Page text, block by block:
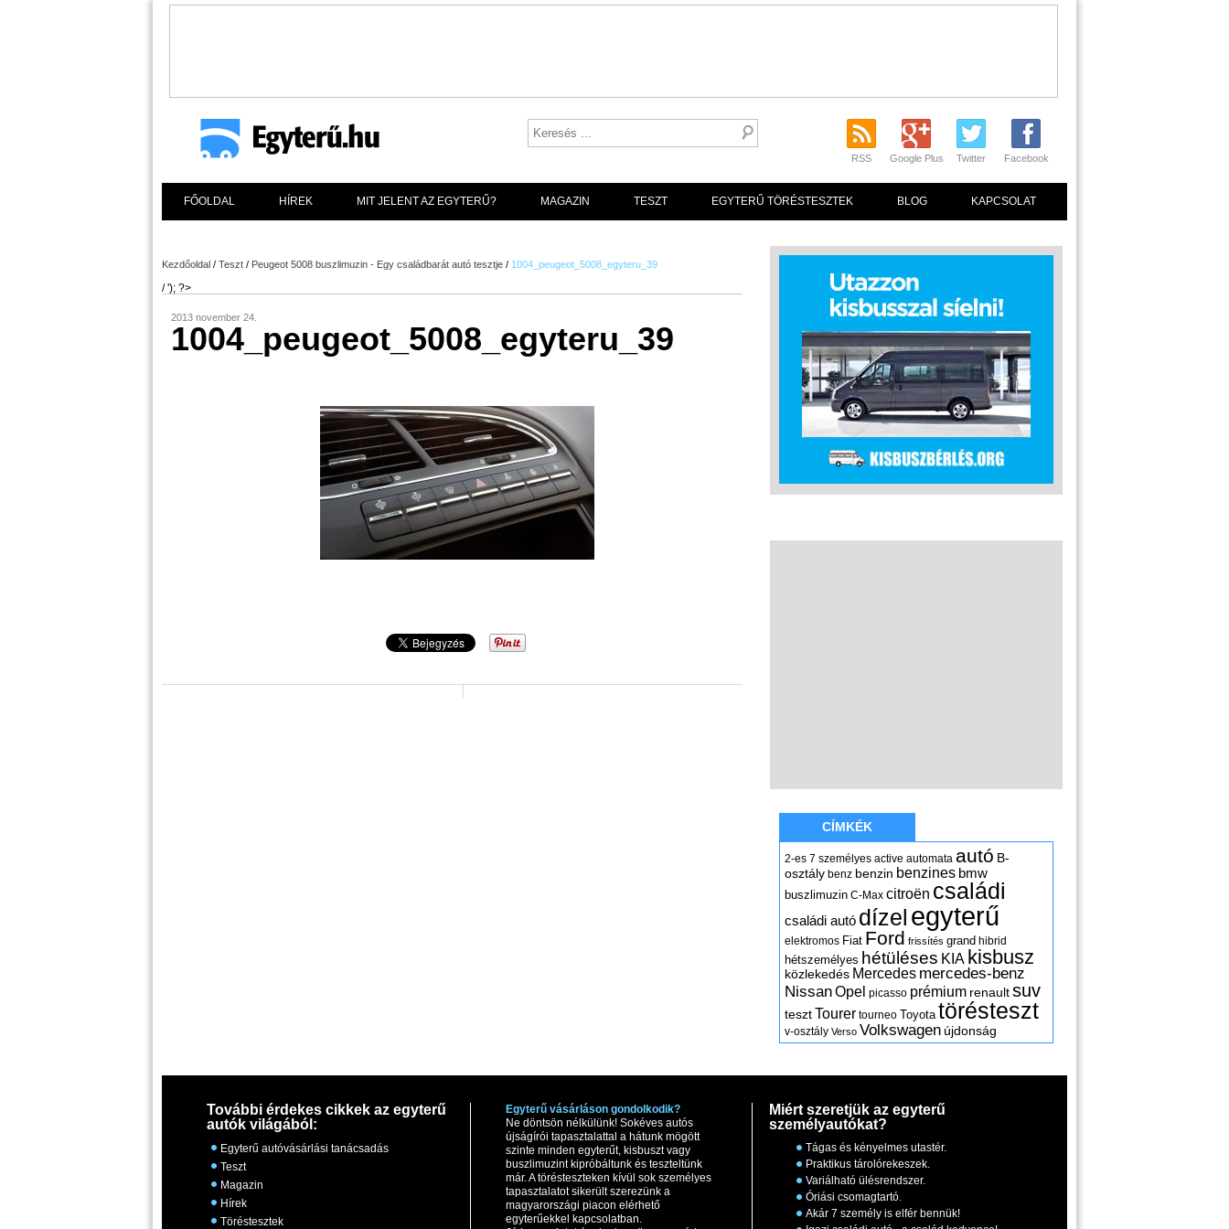
RSS Google Plus Twitter Facebook
FŐOLDAL HÍREK MIT JELENT AZ EGYTERŰ? MAGAZIN TESZT EGYTERŰ TÖRÉSTESZTEK BLOG KAPCSOLAT
Kezdőoldal / Teszt / Peugeot 5008 buszlimuzin - Egy családbarát autó tesztje / 1004_peugeot_5008_egyteru_39
/ '); ?>
2013 november 24.
1004_peugeot_5008_egyteru_39
CÍMKÉK
2-es 7 személyes active automata autó B-
osztály benz benzin benzines bmw
buszlimuzin C-Max citroën családi
családi autó dízel egyterű
elektromos Fiat Ford frissítés grand hibrid
hétszemélyes hétüléses KIA kisbusz
közlekedés Mercedes mercedes-benz
NissanOpel picasso prémium renaultsuv
tesztTourer tourneo Toyota törésteszt
v-osztály Verso Volkswagen újdonság
További érdekes cikkek az egyterű
autók világából:
Egyterű autóvásárlási tanácsadás
Teszt
Magazin
Hírek
Töréstesztek
Egyterű vásárláson gondolkodik?
Ne döntsön nélkülünk! Sokéves autós
újságírói tapasztalattal a hátunk mögött
szinte minden egyterűt, kisbuszt vagy
buszlimuzint kipróbáltunk és teszteltünk
már. A törésteszteken kívül sok személyes
tapasztalatot sikerült szerezünk a
magyarországi piacon elérhető
egyterűekkel kapcsolatban.
Miért szeretjük az egyterű
személyautókat?
Tágas és kényelmes utastér.
Praktikus tárolórekeszek.
Variálható ülésrendszer.
Óriási csomagtartó.
Akár 7 személy is elfér bennük!